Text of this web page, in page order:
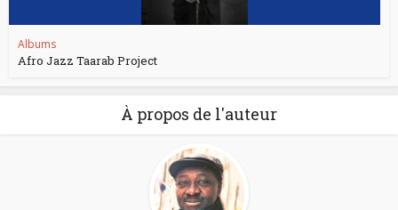
Albums
Afro Jazz Taarab Project
À propos de l'auteur